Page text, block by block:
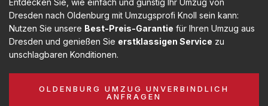
Dresden nach Oldenburg mit Umzugsprofi Knoll sein kann:
Nutzen Sie unsere Best-Preis-Garantie für Ihren Umzug aus
Dresden und genießen Sie erstklassigen Service zu
unschlagbaren Konditionen.
OLDENBURG UMZUG UNVERBINDLICH
ANFRAGEN